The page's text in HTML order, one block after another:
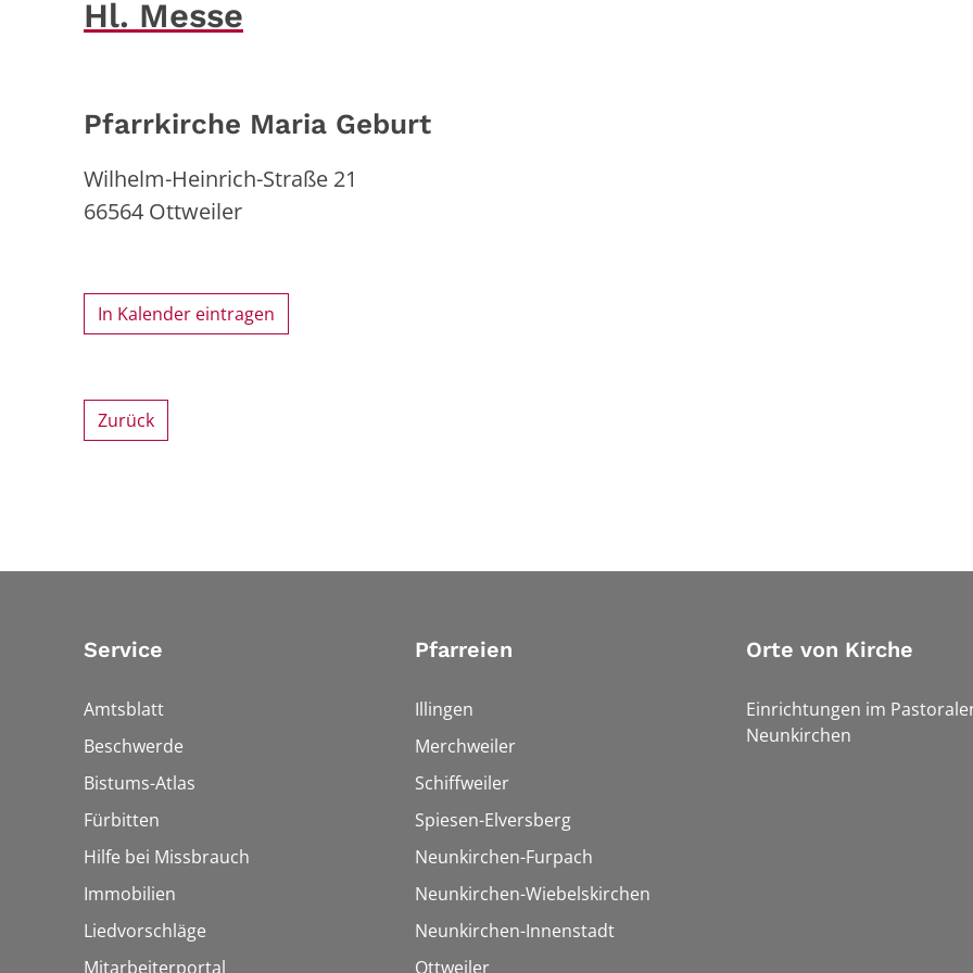
Hl. Messe
Pfarrkirche Maria Geburt
Wilhelm-Heinrich-Straße 21
66564 Ottweiler
In Kalender eintragen
Zurück
Service
Amtsblatt
Beschwerde
Bistums-Atlas
Fürbitten
Hilfe bei Missbrauch
Immobilien
Liedvorschläge
Mitarbeiterportal
Pfarreien
Illingen
Merchweiler
Schiffweiler
Spiesen-Elversberg
Neunkirchen-Furpach
Neunkirchen-Wiebelskirchen
Neunkirchen-Innenstadt
Ottweiler
Orte von Kirche
Einrichtungen im
Neunkirchen